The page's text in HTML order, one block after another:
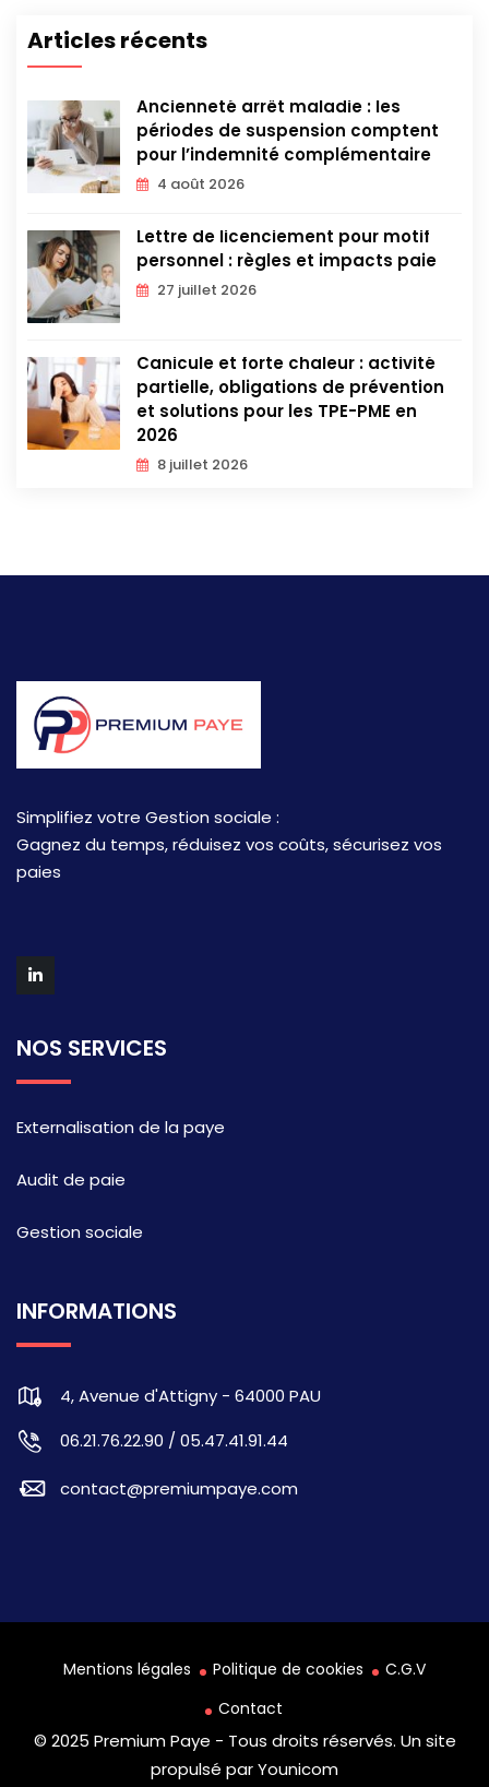
Articles récents
Ancienneté arrêt maladie : les
périodes de suspension comptent
pour l’indemnité complémentaire
4 août 2026
Lettre de licenciement pour motif
personnel : règles et impacts paie
27 juillet 2026
Canicule et forte chaleur : activité
partielle, obligations de prévention
et solutions pour les TPE-PME en
2026
8 juillet 2026
Simplifiez votre Gestion sociale :
Gagnez du temps, réduisez vos coûts, sécurisez vos
paies
NOS SERVICES
Externalisation de la paye
Audit de paie
Gestion sociale
INFORMATIONS
4, Avenue d'Attigny - 64000 PAU
06.21.76.22.90 / 05.47.41.91.44
contact@premiumpaye.com
© 2025 Premium Paye - Tous droits réservés. Un site
propulsé parYounicom
Mentions légales Politique de cookies
C.G.V
Contact